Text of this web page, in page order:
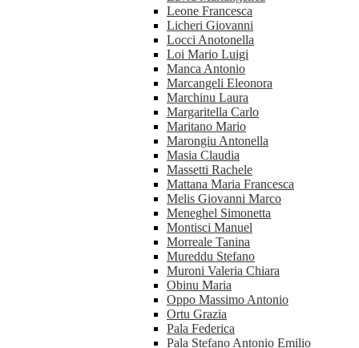
Leone Francesca
Licheri Giovanni
Locci Anotonella
Loi Mario Luigi
Manca Antonio
Marcangeli Eleonora
Marchinu Laura
Margaritella Carlo
Maritano Mario
Marongiu Antonella
Masia Claudia
Massetti Rachele
Mattana Maria Francesca
Melis Giovanni Marco
Meneghel Simonetta
Montisci Manuel
Morreale Tanina
Mureddu Stefano
Muroni Valeria Chiara
Obinu Maria
Oppo Massimo Antonio
Ortu Grazia
Pala Federica
Pala Stefano Antonio Emilio